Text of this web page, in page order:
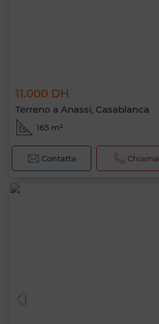
11.000 DH
Terreno a Anassi, Casablanca
165 m²
Contatta Chiama